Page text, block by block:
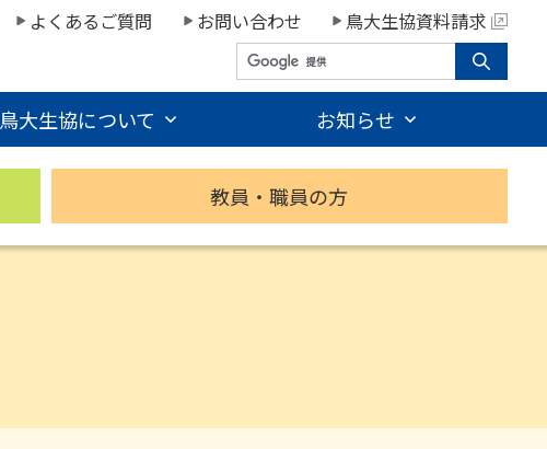
よくあるご質問 お問い合わせ 鳥大生協資料請求
鳥大生協について お知らせ
教員・職員の方